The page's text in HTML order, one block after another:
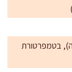
ללא קליפה), בטמפרטורת